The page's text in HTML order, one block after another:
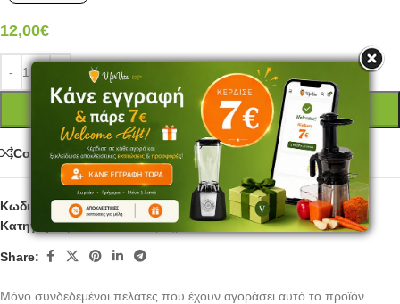
12,00€
ΠΡΟΣΘΉΚΗ ΣΤΟ ΚΑΛΆΘΙ
Compare
Κωδικός προϊόντος:
JAR012S
Κατηγορίες: Blenders, Εξαρτήματα blender
Share:
Μόνο συνδεδεμένοι πελάτες που έχουν αγοράσει αυτό το προϊόν